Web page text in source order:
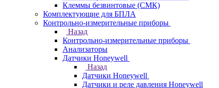
Клеммы безвинтовые (СМК)
Комплектующие для БПЛА
Контрольно-измерительные приборы
Назад
Контрольно-измерительные приборы
Анализаторы
Датчики Honeywell
Назад
Датчики Honeywell
Датчики и реле давления Honeywell